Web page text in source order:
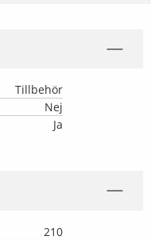
Tillbehör
Nej
Ja
210